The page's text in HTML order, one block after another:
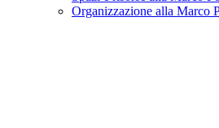
Organizzazione alla Marco